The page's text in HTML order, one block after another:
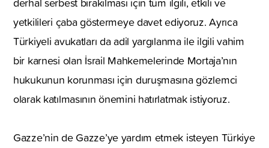
yetkilileri çaba göstermeye davet ediyoruz. Ayrıca
Türkiyeli avukatları da adil yargılanma ile ilgili vahim
bir karnesi olan İsrail Mahkemelerinde Mortaja’nın
hukukunun korunması için duruşmasına gözlemci
olarak katılmasının önemini hatırlatmak istiyoruz.
Gazze’nin de Gazze’ye yardım etmek isteyen Türkiye